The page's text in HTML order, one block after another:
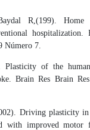
R,(199). Home
hospitalization.
Número 7.
of the
Brain Res Brain
Driving plasticity
with improved motor